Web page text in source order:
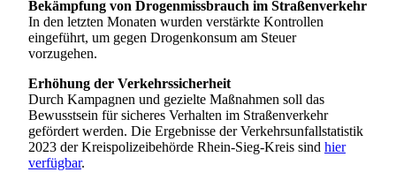
Bekämpfung von Drogenmissbrauch im Straßenverkehr
In den letzten Monaten wurden verstärkte Kontrollen
eingeführt, um gegen Drogenkonsum am Steuer
vorzugehen.
Erhöhung der Verkehrssicherheit
Durch Kampagnen und gezielte Maßnahmen soll das
Bewusstsein für sicheres Verhalten im Straßenverkehr
gefördert werden. Die Ergebnisse der Verkehrsunfallstatistik
2023 der Kreispolizeibehörde Rhein-Sieg-Kreis sind hier
verfügbar.